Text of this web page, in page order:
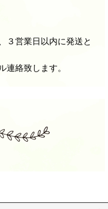
３営業日以内に発送と
絡致します。